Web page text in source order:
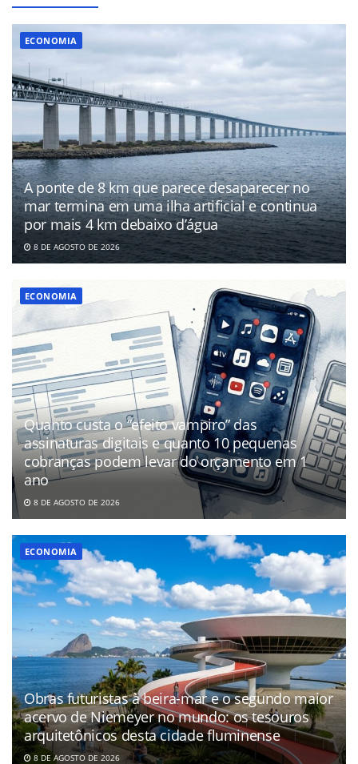
ECONOMIA
A ponte de 8 km que parece desaparecer no
mar termina em uma ilha artificial e continua
por mais 4 km debaixo d’água
8 DE AGOSTO DE 2026
ECONOMIA
Quanto custa o “efeito vampiro” das
assinaturas digitais e quanto 10 pequenas
cobranças podem levar do orçamento em 1
ano
8 DE AGOSTO DE 2026
ECONOMIA
Obras futuristas à beira-mar e o segundo maior
acervo de Niemeyer no mundo: os tesouros
arquitetônicos desta cidade fluminense
8 DE AGOSTO DE 2026